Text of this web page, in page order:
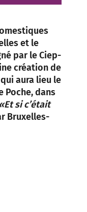
et le
par le Ciep-
création de
aura lieu le
Poche, dans
«Et si c’était
Bruxelles-